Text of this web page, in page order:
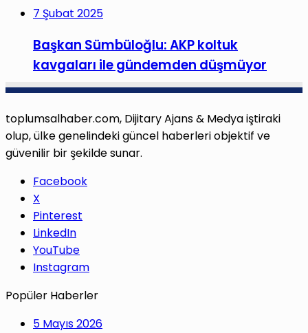
7 Şubat 2025
Başkan Sümbüloğlu: AKP koltuk
kavgaları ile gündemden düşmüyor
toplumsalhaber.com, Dijitary Ajans & Medya iştiraki
olup, ülke genelindeki güncel haberleri objektif ve
güvenilir bir şekilde sunar.
Facebook
X
Pinterest
LinkedIn
YouTube
Instagram
Popüler Haberler
5 Mayıs 2026